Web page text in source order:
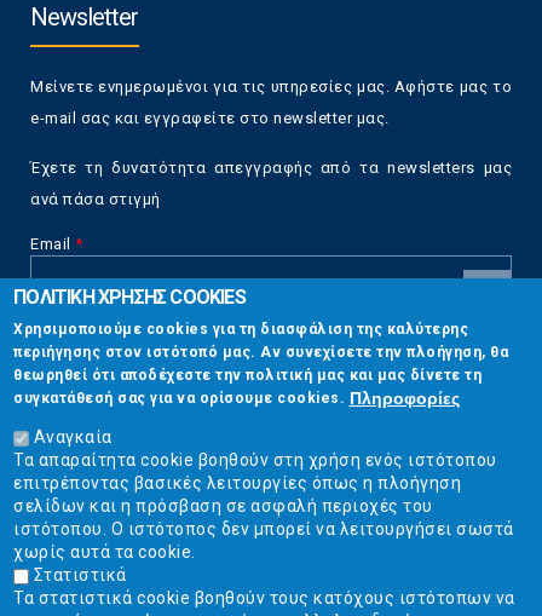
Newsletter
Μείνετε ενημερωμένοι για τις υπηρεσίες μας. Αφήστε μας το
e-mail σας και εγγραφείτε στο newsletter μας.
Έχετε τη δυνατότητα απεγγραφής από τα newsletters μας
ανά πάσα στιγμή
Email *
CAPTCHA
This
question is
for testing
whether or
not you are a
human visitor
and to
prevent
automated
spam
submissions.
5+2
Επικοινωνία
Στουρνάρη 17, Αθήνα 10683
2103304444
info@ekpizo.gr
www.ekpizo.gr
Δευ - Πεμ:10:00 πμ - 2:00 μμ
ΠΟΛΙΤΙΚΗ ΧΡΗΣΗΣ COOKIES
Χρησιμοποιούμε cookies για τη διασφάλιση της καλύτερης
περιήγησης στον ιστότοπό μας. Αν συνεχίσετε την πλοήγηση, θα
θεωρηθεί ότι αποδέχεστε την πολιτική μας και μας δίνετε τη
συγκατάθεσή σας για να ορίσουμε cookies. Πληροφορίες
Αναγκαία
Τα απαραίτητα cookie βοηθούν στη χρήση ενός ιστότοπου
επιτρέποντας βασικές λειτουργίες όπως η πλοήγηση
σελίδων και η πρόσβαση σε ασφαλή περιοχές του
ιστότοπου. Ο ιστότοπος δεν μπορεί να λειτουργήσει σωστά
χωρίς αυτά τα cookie.
Στατιστικά
Τα στατιστικά cookie βοηθούν τους κατόχους ιστότοπων να